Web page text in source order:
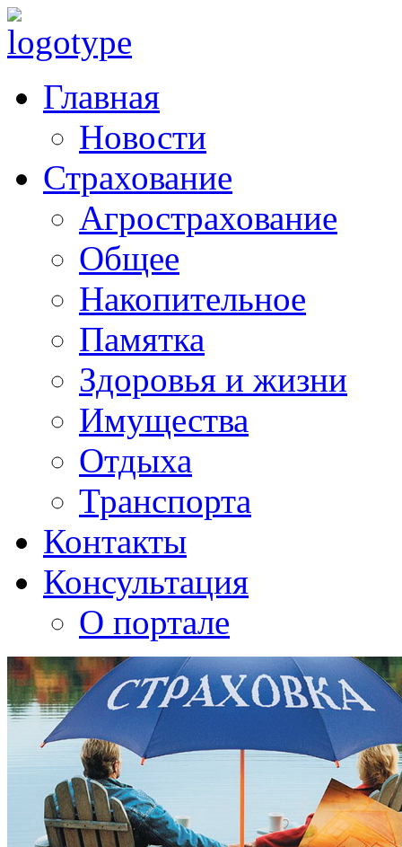
Главная
Новости
Страхование
Агрострахование
Общее
Накопительное
Памятка
Здоровья и жизни
Имущества
Отдыха
Транспорта
Контакты
Консультация
О портале